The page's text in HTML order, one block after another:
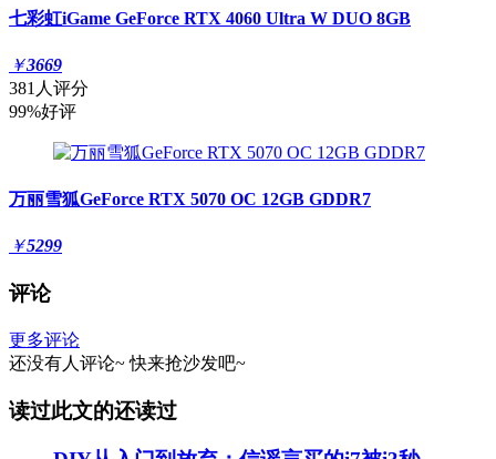
七彩虹iGame GeForce RTX 4060 Ultra W DUO 8GB
￥3669
381人评分
99%好评
万丽雪狐GeForce RTX 5070 OC 12GB GDDR7
￥5299
评论
更多评论
还没有人评论~ 快来抢沙发吧~
读过此文的还读过